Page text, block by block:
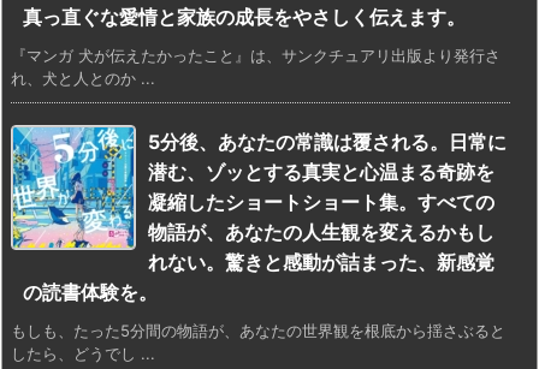
真っ直ぐな愛情と家族の成長をやさしく伝えます。
『マンガ 犬が伝えたかったこと』は、サンクチュアリ出版より発行さ
れ、犬と人とのか ...
5分後、あなたの常識は覆される。日常に
潜む、ゾッとする真実と心温まる奇跡を
凝縮したショートショート集。すべての
物語が、あなたの人生観を変えるかもし
れない。驚きと感動が詰まった、新感覚
の読書体験を。
もしも、たった5分間の物語が、あなたの世界観を根底から揺さぶると
したら、どうでし ...